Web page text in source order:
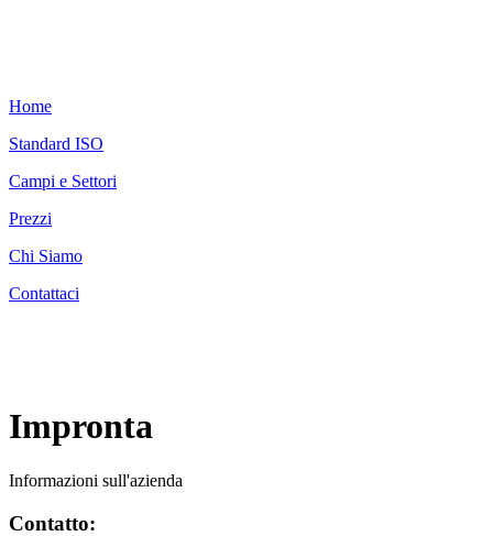
Home
Standard ISO
Campi e Settori
Prezzi
Chi Siamo
Contattaci
Impronta
Informazioni sull'azienda
Contatto: